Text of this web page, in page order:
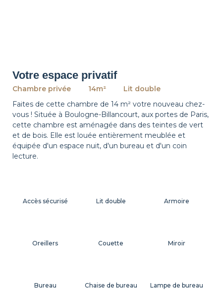
Votre espace privatif
Chambre privée 14m²
Lit double
Faites de cette chambre de 14 m² votre nouveau chez-
vous ! Située à Boulogne-Billancourt, aux portes de Paris,
cette chambre est aménagée dans des teintes de vert
et de bois. Elle est louée entièrement meublée et
équipée d'un espace nuit, d'un bureau et d'un coin
lecture.
Lampe de bureau
Oreillers Couette
Bureau
Armoire
Miroir
Chaise de bureau
Accès sécurisé Lit double